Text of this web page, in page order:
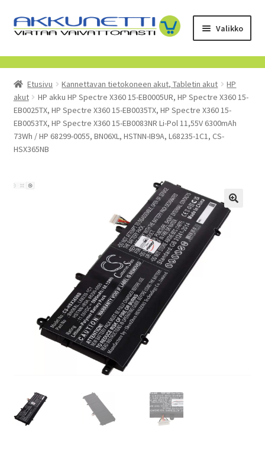
Siirry
navigointiin
Siirry
sisältöön
Valikko
Kauppa
Tietoa meistä
Yrityksille
Toimitusehdot
POISTUVAT TUOTTEET
Etusivu Kannettavan tietokoneen akut, Tabletin akut
HP
akut
HP akku HP Spectre X360 15-EB0005UR, HP Spectre X360 15-
EB0025TX, HP Spectre X360 15-EB0035TX, HP Spectre X360 15-
EB0053TX, HP Spectre X360 15-EB0083NR Li-Pol 11,55V 6300mAh
73Wh / HP 68299-0055, BN06XL, HSTNN-IB9A, L68235-1C1, CS-
HSX365NB